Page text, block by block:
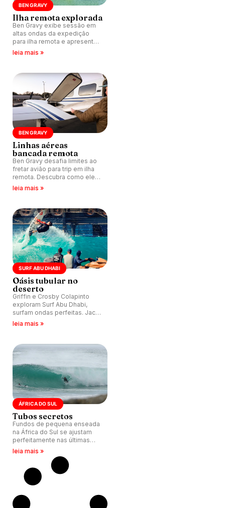
BEN GRAVY
Ilha remota explorada
Ben Gravy exibe sessão em
altas ondas da expedição
para ilha remota e apresenta
detalhes do paraíso.
leia mais »
BEN GRAVY
Linhas aéreas
bancada remota
Ben Gravy desafia limites ao
fretar avião para trip em ilha
remota. Descubra como ele
encontrou ondas perfeitas.
leia mais »
SURF ABU DHABI
Oásis tubular no
deserto
Griffin e Crosby Colapinto
exploram Surf Abu Dhabi,
surfam ondas perfeitas. Jack
Robinson também testa onda
leia mais »
ÁFRICA DO SUL
Tubos secretos
Fundos de pequena enseada
na África do Sul se ajustam
perfeitamente nas últimas
semanas. Ondas verticais e
tubulares encantam locais.
leia mais »